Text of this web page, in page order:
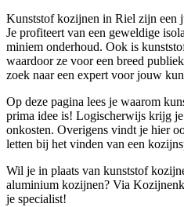
Kunststof kozijnen in Riel zijn een
Je profiteert van een geweldige
miniem onderhoud. Ook is
waardoor ze voor een breed
zoek naar een expert voor jouw
Op deze pagina lees je waarom
prima idee is! Logischerwijs krijg
onkosten. Overigens vindt je hier
letten bij het vinden van een
Wil je in plaats van kunststof
aluminium kozijnen? Via
je specialist!